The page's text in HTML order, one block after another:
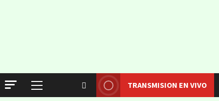
TRANSMISION EN VIVO